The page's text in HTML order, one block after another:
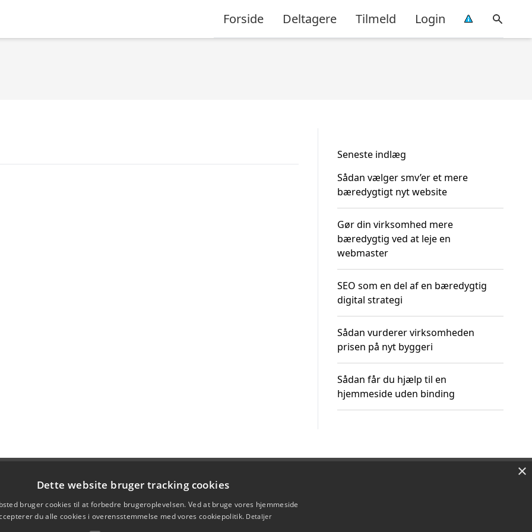
Forside Deltagere Tilmeld Login
Seneste indlæg
Sådan vælger smv’er et mere
bæredygtigt nyt website
Gør din virksomhed mere
bæredygtig ved at leje en
webmaster
SEO som en del af en bæredygtig
digital strategi
Sådan vurderer virksomheden
prisen på nyt byggeri
Sådan får du hjælp til en
hjemmeside uden binding
×
Dette website bruger tracking cookies
bruger cookies til at forbedre brugeroplevelsen. Ved at bruge vores hjemmeside
du alle cookies i overensstemmelse med vores cookiepolitik. Detaljer